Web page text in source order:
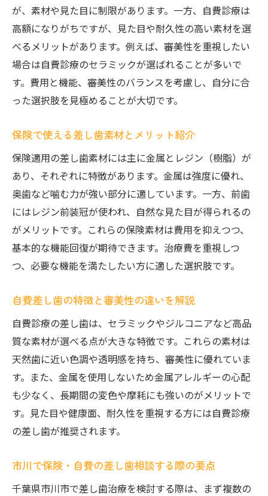
が、素材や見た目に制限があります。一方、自費診療は
高額になりがちですが、見た目や耐久性の高い素材を選
べるメリットがあります。例えば、審美性を重視したい
場合は自費診療のセラミックが選ばれることが多いで
す。費用と機能、審美性のバランスを考慮し、自分に合
った選択肢を見極めることが大切です。
保険で使える差し歯素材とメリット紹介
保険適用の差し歯素材には主に金属とレジン（樹脂）が
あり、それぞれに特徴があります。金属は強度に優れ、
奥歯など噛む力が強い部分に適しています。一方、前歯
にはレジン前装冠が使われ、自然な見た目が得られるの
がメリットです。これらの保険素材は費用を抑えつつ、
基本的な機能回復が期待できます。治療費を重視しつ
つ、必要な機能を満たしたい方に適した選択肢です。
自費差し歯の特徴と審美性の違いを解説
自費診療の差し歯は、セラミックやジルコニアなど高品
質な素材が選べる点が大きな特徴です。これらの素材は
天然歯に近い色調や透明感を持ち、審美性に優れていま
す。また、金属を使用しないため金属アレルギーの心配
も少なく、長期間の変色や摩耗にも強いのがメリットで
す。見た目や健康面、耐久性を重視する方には自費診療
の差し歯が推奨されます。
市川で保険・自費の差し歯相談する際の要点
千葉県市川市で差し歯治療を検討する際は、まず複数の